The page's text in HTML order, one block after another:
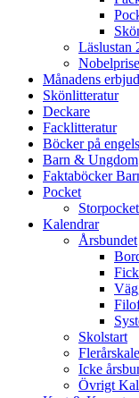
Läslustan
Månadens
Skönlitteratur
Deckare
Facklitteratur
Böcker på
Barn & Ungdom
Faktaböcker
Pocket
Storpocket
Kalendrar
Årsbundet
Skolstart
Icke
Övrigt